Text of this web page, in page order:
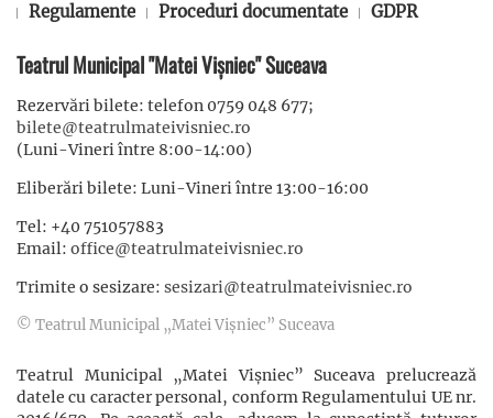
Regulamente
Proceduri documentate GDPR
Teatrul Municipal "Matei Vișniec" Suceava
Rezervări bilete: telefon 0759 048 677;
bilete@teatrulmateivisniec.ro
(Luni-Vineri între 8:00-14:00)
Eliberări bilete: Luni-Vineri între 13:00-16:00
Tel: +40 751057883
Email: office@teatrulmateivisniec.ro
Trimite o sesizare: sesizari@teatrulmateivisniec.ro
© Teatrul Municipal „Matei Vișniec” Suceava
Teatrul Municipal „Matei Vișniec” Suceava prelucrează
datele cu caracter personal, conform Regulamentului UE nr.